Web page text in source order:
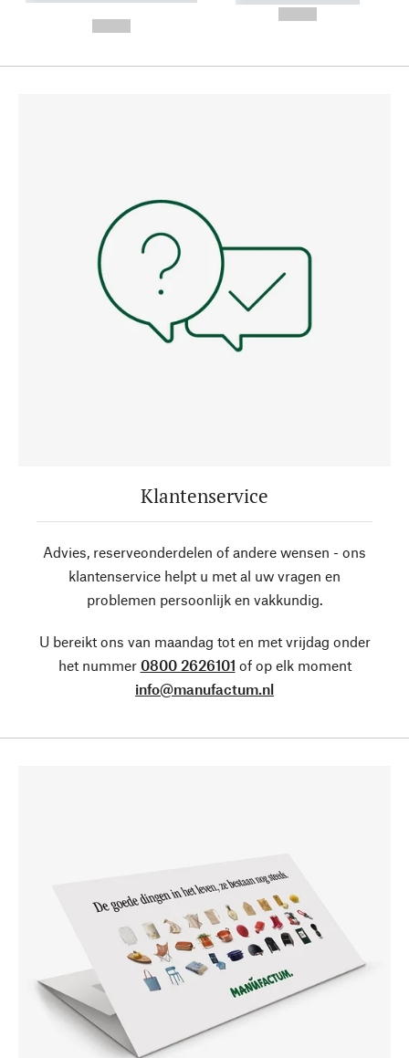
Klantenservice
Advies, reserveonderdelen of andere wensen - ons
klantenservice helpt u met al uw vragen en
problemen persoonlijk en vakkundig.
U bereikt ons van maandag tot en met vrijdag onder
het nummer 0800 2626101 of op elk moment
info@manufactum.nl